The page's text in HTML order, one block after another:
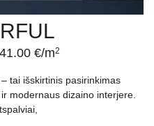
€/m2
– tai išskirtinis pasirinkimas
modernaus dizaino interjere.